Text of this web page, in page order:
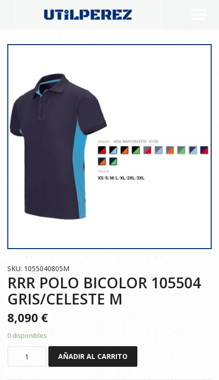
SKU: 1055040805M
RRR POLO BICOLOR 105504
GRIS/CELESTE M
8,090 €
0 disponibles
BICOLOR
AÑADIR AL CARRITO